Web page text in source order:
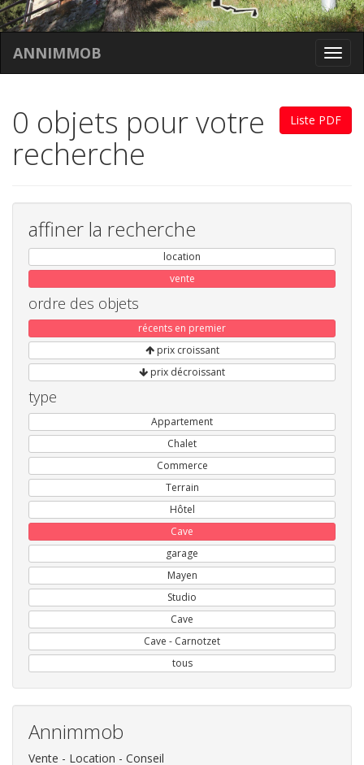
ANNIMMOB
Liste PDF
0 objets pour votre
recherche
affiner la recherche
location
vente
ordre des objets
récents en premier
prix croissant
prix décroissant
type
Appartement
Chalet
Commerce
Terrain
Hôtel
Cave
garage
Mayen
Studio
Cave
Cave - Carnotzet
tous
Annimmob
Vente - Location - Conseil